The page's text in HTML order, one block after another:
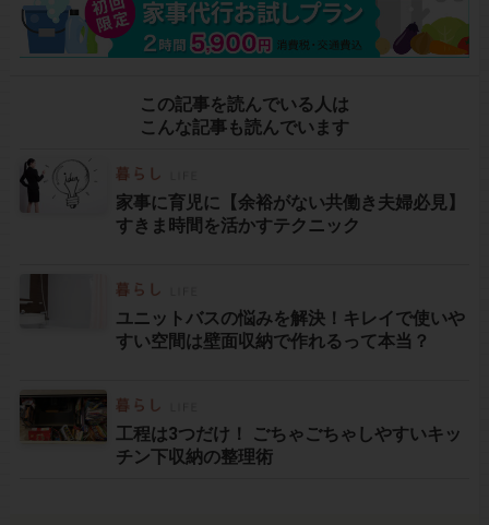
この記事を読んでいる人は
こんな記事も読んでいます
家事に育児に【余裕がない共働き夫婦必見】
すきま時間を活かすテクニック
ユニットバスの悩みを解決！キレイで使いや
すい空間は壁面収納で作れるって本当？
工程は3つだけ！ ごちゃごちゃしやすいキッ
チン下収納の整理術